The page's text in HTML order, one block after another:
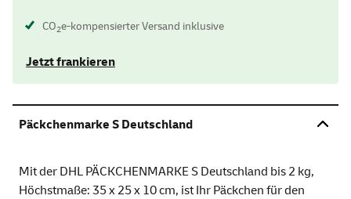
CO2e-kompensierter Versand inklusive
Jetzt frankieren
Päckchenmarke S Deutschland
Mit der DHL PÄCKCHENMARKE S Deutschland bis 2 kg,
Höchstmaße: 35 x 25 x 10 cm, ist Ihr Päckchen für den